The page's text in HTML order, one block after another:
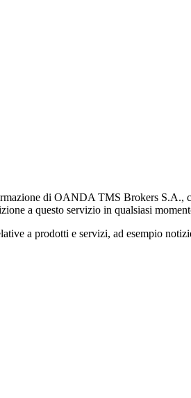
di OANDA TMS Brokers S.A.,
a questo servizio in qualsiasi
a prodotti e servizi, ad esempio